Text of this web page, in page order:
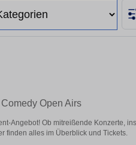
Open Airs
Angebot! Ob mitreißende Konzerte,
finden alles im Überblick und Tickets.